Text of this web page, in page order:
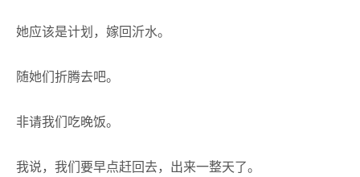
她应该是计划，嫁回沂水。
随她们折腾去吧。
非请我们吃晚饭。
我说，我们要早点赶回去，出来一整天了。